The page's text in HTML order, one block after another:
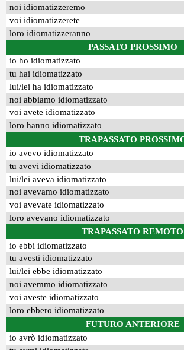
noi idiomatizzeremo
voi idiomatizzerete
loro idiomatizzeranno
PASSATO PROSSIMO
io ho idiomatizzato
tu hai idiomatizzato
lui/lei ha idiomatizzato
noi abbiamo idiomatizzato
voi avete idiomatizzato
loro hanno idiomatizzato
TRAPASSATO
io avevo idiomatizzato
tu avevi idiomatizzato
lui/lei aveva idiomatizzato
noi avevamo idiomatizzato
voi avevate idiomatizzato
loro avevano idiomatizzato
TRAPASSATO REMOTO
io ebbi idiomatizzato
tu avesti idiomatizzato
lui/lei ebbe idiomatizzato
noi avemmo idiomatizzato
voi aveste idiomatizzato
loro ebbero idiomatizzato
FUTURO ANTERIORE
io avrò idiomatizzato